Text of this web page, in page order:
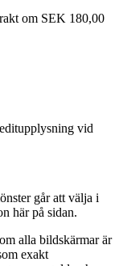
om SEK 180,00
vid
går att välja i
här på sidan.
alla bildskärmar är
exakt